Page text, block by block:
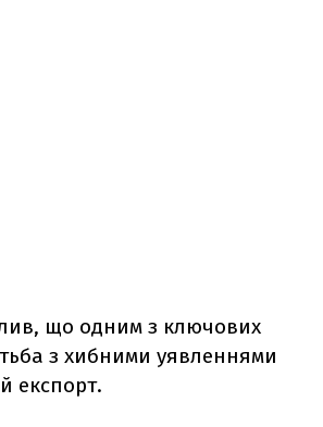
що одним з ключових
з хибними уявленнями
експорт.